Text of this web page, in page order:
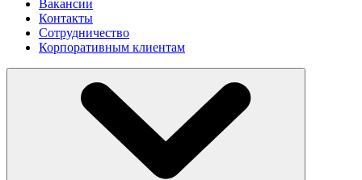
Вакансии
Контакты
Сотрудничество
Корпоративным клиентам